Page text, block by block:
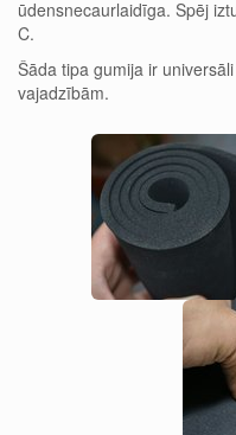
ūdensnecaurlaidīga. Spēj
C.
Šāda tipa gumija ir
vajadzībām.